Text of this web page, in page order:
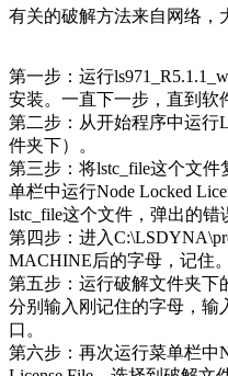
有关的破解方法来自网络，
第一步：运行
安装。一直下一步，直到软
第二步：从开始程序中运行
件夹下）。
第三步：将lstc_file这个文
单栏中运行Node Locked
lstc_file这个文件，弹出的错
第四步：进入
MACHINE后的字母，记住。
第五步：运行破解文件夹下
分别输入刚记住的字母，输
口。
第六步：再次运行菜单栏中